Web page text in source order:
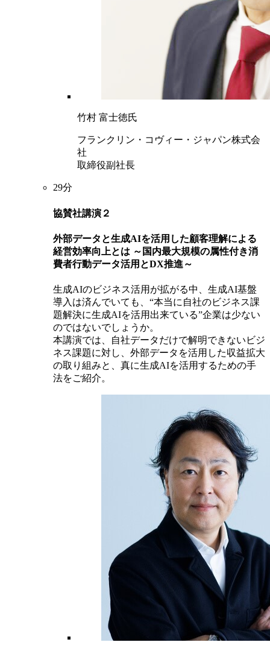
竹村 富士徳氏
フランクリン・コヴィー・ジャパン株式会
社
取締役副社長
29分
協賛社講演２
外部データと生成AIを活用した顧客理解による
経営効率向上とは ～国内最大規模の属性付き消
費者行動データ活用とDX推進～
生成AIのビジネス活用が拡がる中、生成AI基盤
導入は済んでいても、“本当に自社のビジネス課
題解決に生成AIを活用出来ている”企業は少ない
のではないでしょうか。
本講演では、自社データだけで解明できないビジ
ネス課題に対し、外部データを活用した収益拡大
の取り組みと、真に生成AIを活用するための手
法をご紹介。